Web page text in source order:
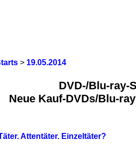
> 19.05.2014
DVD-/Blu-ray-
Neue Kauf-DVDs/Blu-
Attentäter. Einzeltäter?